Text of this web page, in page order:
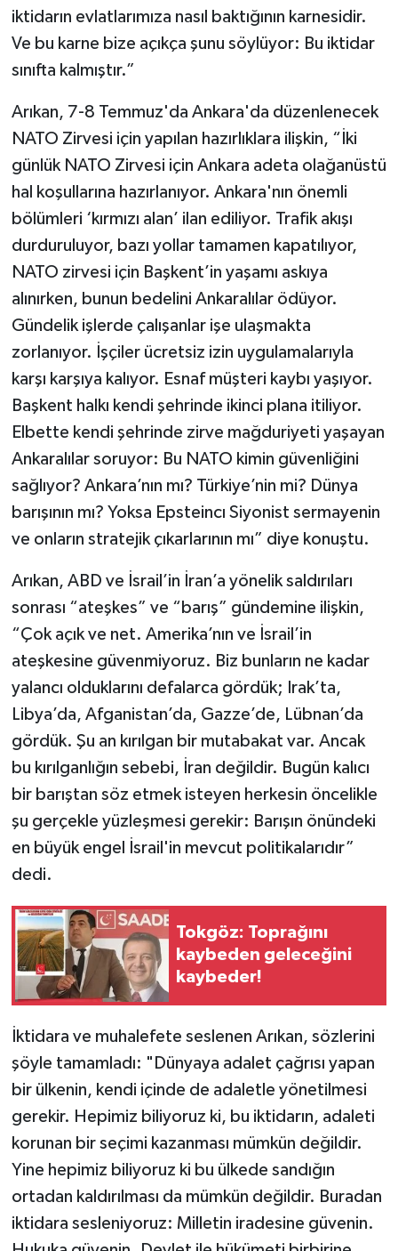
iktidarın evlatlarımıza nasıl baktığının karnesidir.
Ve bu karne bize açıkça şunu söylüyor: Bu iktidar
sınıfta kalmıştır.”
Arıkan, 7-8 Temmuz'da Ankara'da düzenlenecek
NATO Zirvesi için yapılan hazırlıklara ilişkin, “İki
günlük NATO Zirvesi için Ankara adeta olağanüstü
hal koşullarına hazırlanıyor. Ankara'nın önemli
bölümleri ‘kırmızı alan’ ilan ediliyor. Trafik akışı
durduruluyor, bazı yollar tamamen kapatılıyor,
NATO zirvesi için Başkent’in yaşamı askıya
alınırken, bunun bedelini Ankaralılar ödüyor.
Gündelik işlerde çalışanlar işe ulaşmakta
zorlanıyor. İşçiler ücretsiz izin uygulamalarıyla
karşı karşıya kalıyor. Esnaf müşteri kaybı yaşıyor.
Başkent halkı kendi şehrinde ikinci plana itiliyor.
Elbette kendi şehrinde zirve mağduriyeti yaşayan
Ankaralılar soruyor: Bu NATO kimin güvenliğini
sağlıyor? Ankara’nın mı? Türkiye’nin mi? Dünya
barışının mı? Yoksa Epsteincı Siyonist sermayenin
ve onların stratejik çıkarlarının mı” diye konuştu.
Arıkan, ABD ve İsrail’in İran’a yönelik saldırıları
sonrası “ateşkes” ve “barış” gündemine ilişkin,
“Çok açık ve net. Amerika’nın ve İsrail’in
ateşkesine güvenmiyoruz. Biz bunların ne kadar
yalancı olduklarını defalarca gördük; Irak’ta,
Libya’da, Afganistan’da, Gazze’de, Lübnan’da
gördük. Şu an kırılgan bir mutabakat var. Ancak
bu kırılganlığın sebebi, İran değildir. Bugün kalıcı
bir barıştan söz etmek isteyen herkesin öncelikle
şu gerçekle yüzleşmesi gerekir: Barışın önündeki
en büyük engel İsrail'in mevcut politikalarıdır”
dedi.
Tokgöz: Toprağını
kaybeden geleceğini
kaybeder!
İktidara ve muhalefete seslenen Arıkan, sözlerini
şöyle tamamladı: "Dünyaya adalet çağrısı yapan
bir ülkenin, kendi içinde de adaletle yönetilmesi
gerekir. Hepimiz biliyoruz ki, bu iktidarın, adaleti
korunan bir seçimi kazanması mümkün değildir.
Yine hepimiz biliyoruz ki bu ülkede sandığın
ortadan kaldırılması da mümkün değildir. Buradan
iktidara sesleniyoruz: Milletin iradesine güvenin.